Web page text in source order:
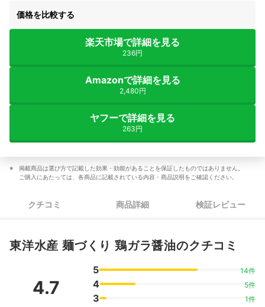
価格を比較する
楽天市場で詳細を見る
236円
Amazonで詳細を見る
2,480円
ヤフーで詳細を見る
263円
掲載商品は選び方で記載した効果・効能があることを保証したものではありません。
ご購入にあたっては、各商品に記載されている内容・商品説明をご確認ください。
クチコミ 商品詳細 検証レビュー
東洋水産 麺づくり 鶏ガラ醤油のクチコミ
4.7
5 14件
4 5件
3 1件